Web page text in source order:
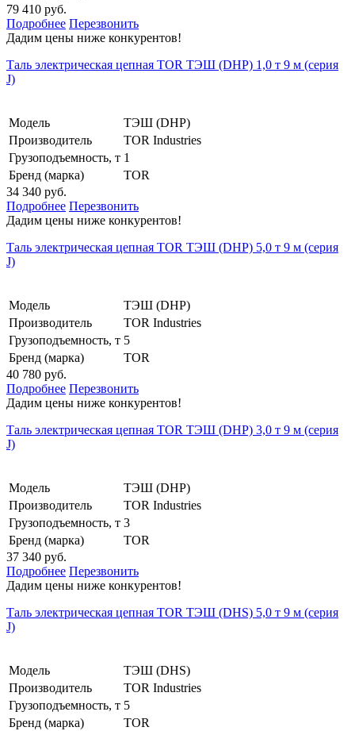
79 410 руб.
Подробнее Перезвонить
Дадим цены ниже конкурентов!
Таль электрическая цепная TOR ТЭШ (DHP) 1,0 т 9 м (серия
J)
Модель
ТЭШ (DHP)
Производитель
TOR Industries
Грузоподъемность, т 1
Бренд (марка)
TOR
34 340 руб.
Подробнее Перезвонить
Дадим цены ниже конкурентов!
Таль электрическая цепная TOR ТЭШ (DHP) 5,0 т 9 м (серия
J)
Модель
ТЭШ (DHP)
Производитель
TOR Industries
Грузоподъемность, т 5
Бренд (марка)
TOR
40 780 руб.
Подробнее Перезвонить
Дадим цены ниже конкурентов!
Таль электрическая цепная TOR ТЭШ (DHP) 3,0 т 9 м (серия
J)
Модель
ТЭШ (DHP)
Производитель
TOR Industries
Грузоподъемность, т 3
Бренд (марка)
TOR
37 340 руб.
Подробнее Перезвонить
Дадим цены ниже конкурентов!
Таль электрическая цепная TOR ТЭШ (DHS) 5,0 т 9 м (серия
J)
Модель
ТЭШ (DHS)
Производитель
TOR Industries
Грузоподъемность, т 5
Бренд (марка)
TOR